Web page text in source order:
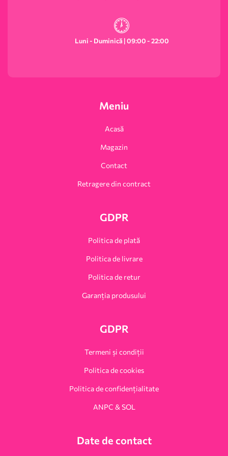
Luni - Duminică | 09:00 - 22:00
Meniu
Acasă
Magazin
Contact
Retragere din contract
GDPR
Politica de plată
Politica de livrare
Politica de retur
Garanția produsului
GDPR
Termeni și condiții
Politica de cookies
Politica de confidențialitate
ANPC & SOL
Date de contact